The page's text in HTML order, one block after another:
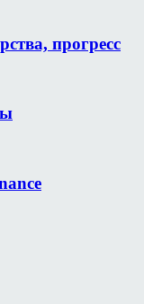
прогресс